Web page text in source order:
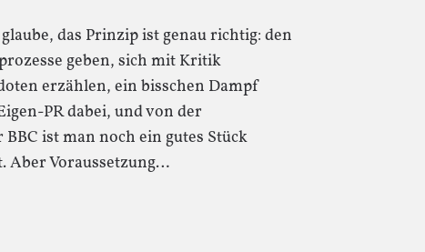
glaube, das Prinzip ist genau richtig: den
geben, sich mit Kritik
erzählen, ein bisschen Dampf
PR dabei, und von der
ist man noch ein gutes Stück
Aber Voraussetzung…